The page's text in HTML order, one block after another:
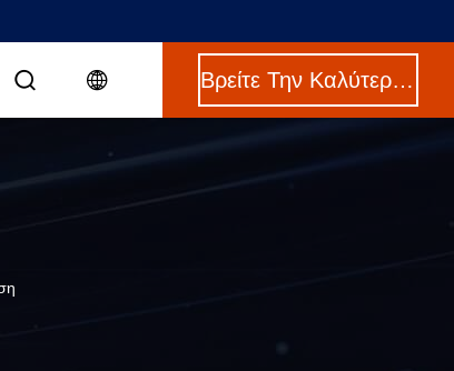
Βρείτε Την Καλύτερη Τιμή